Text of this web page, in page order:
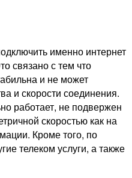
именно интернет
связано с тем что
и не может
и скорости соединения.
работает, не подвержен
скоростью как на
Кроме того, по
телеком услуги, а также